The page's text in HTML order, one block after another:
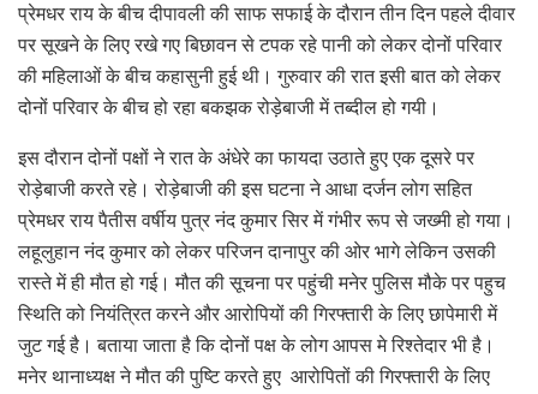
प्रेमधर राय के बीच दीपावली की साफ सफाई के दौरान तीन दिन पहले दीवार
पर सूखने के लिए रखे गए बिछावन से टपक रहे पानी को लेकर दोनों परिवार
की महिलाओं के बीच कहासुनी हुई थी। गुरुवार की रात इसी बात को लेकर
दोनों परिवार के बीच हो रहा बकझक रोड़ेबाजी में तब्दील हो गयी।
इस दौरान दोनों पक्षों ने रात के अंधेरे का फायदा उठाते हुए एक दूसरे पर
रोड़ेबाजी करते रहे। रोड़ेबाजी की इस घटना ने आधा दर्जन लोग सहित
प्रेमधर राय पैतीस वर्षीय पुत्र नंद कुमार सिर में गंभीर रूप से जख्मी हो गया।
लहूलुहान नंद कुमार को लेकर परिजन दानापुर की ओर भागे लेकिन उसकी
रास्ते में ही मौत हो गई। मौत की सूचना पर पहुंची मनेर पुलिस मौके पर पहुच
स्थिति को नियंत्रित करने और आरोपियों की गिरफ्तारी के लिए छापेमारी में
जुट गई है। बताया जाता है कि दोनों पक्ष के लोग आपस मे रिश्तेदार भी है।
मनेर थानाध्यक्ष ने मौत की पुष्टि करते हुए आरोपितों की गिरफ्तारी के लिए